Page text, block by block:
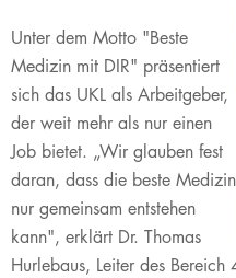
Unter dem Motto "Beste
Medizin mit DIR" präsentiert
sich das UKL als Arbeitgeber,
der weit mehr als nur einen
Job bietet. „Wir glauben fest
daran, dass die beste Medizin
nur gemeinsam entstehen
kann", erklärt Dr. Thomas
Hurlebaus, Leiter des Bereich